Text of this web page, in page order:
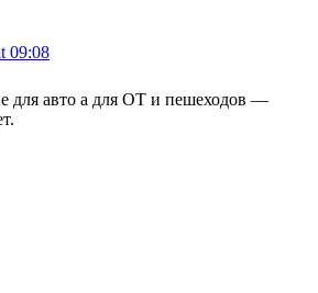
09:08
для авто а для ОТ и пешеходов —